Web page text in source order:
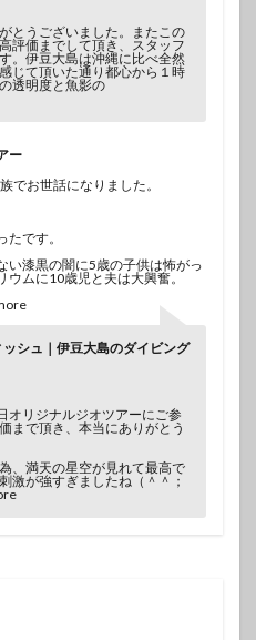
とうございました。またこの
評価までして頂き、スタッフ
。伊豆大島は沖縄に比べ全然
じて頂いた通り都心から１時
透明度と魚影の
ー
でお世話になりました。
です。
い漆黒の闇に5歳の子供は怖がっ
ウムに10歳児と夫は大興奮。
シュ｜伊豆大島のダイビング
オリジナルジオツアーにご参
まで頂き、本当にありがとう
、満天の星空が見れて最高で
激が強すぎましたね（＾＾；